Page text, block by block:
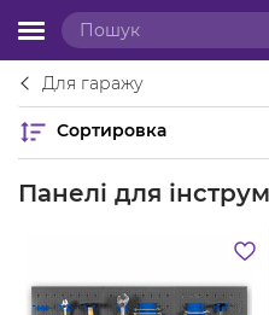
Для гаражу
Сортировка
Панелі для